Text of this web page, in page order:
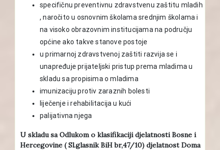
specifičnu preventivnu zdravstvenu zaštitu mladih
, naročito u osnovnim školama srednjim školama i
na visoko obrazovnim institucijama na području
općine ako takve stanove postoje
u primarnoj zdravstvenoj zaštiti razvija se i
unapređuje prijateljski pristup prema mladima u
skladu sa propisima o mladima
imunizaciju protiv zaraznih bolesti
liječenje i rehabilitacija u kući
palijativna njega
U skladu sa Odlukom o klasifikaciji djelatnosti Bosne i
Hercegovine ( Sl.glasnik BiH br,47/10) djelatnost Doma